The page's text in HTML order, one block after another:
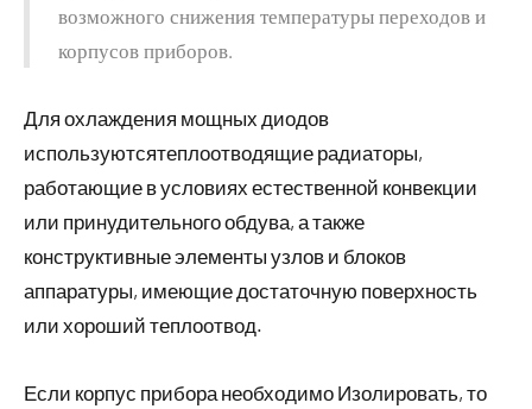
возможного снижения температуры переходов и
корпусов приборов.
Для охлаждения мощных диодов
используютсятеплоотводящие радиаторы,
работающие в условиях естественной конвекции
или принудительного обдува, а также
конструктивные элементы узлов и блоков
аппаратуры, имеющие достаточную поверхность
или хороший теплоотвод.
Если корпус прибора необходимо Изолировать, то